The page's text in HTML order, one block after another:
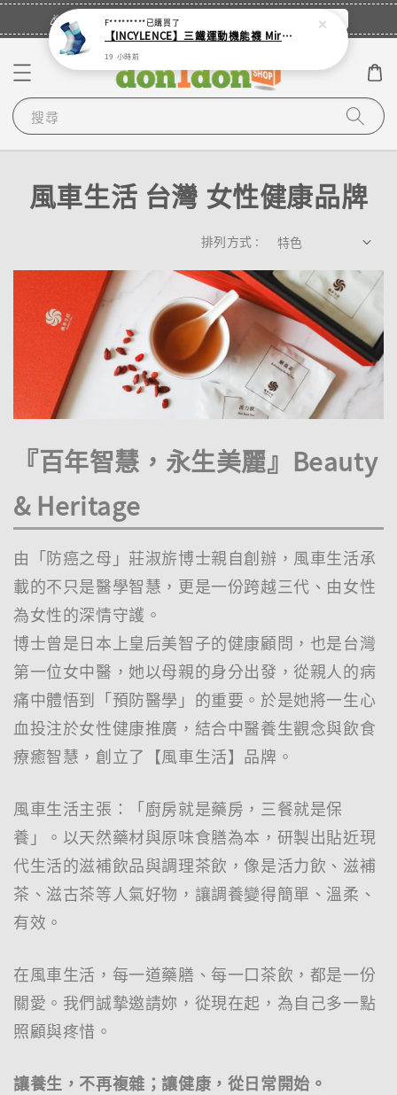
🎉登入會員・領取您的專屬折扣券！ 立即登入
搜尋
風車生活 台灣 女性健康品牌
排列方式 :
『百年智慧，永生美麗』Beauty
& Heritage
由「防癌之母」莊淑旂博士親自創辦，風車生活承
載的不只是醫學智慧，更是一份跨越三代、由女性
為女性的深情守護。
博士曾是日本上皇后美智子的健康顧問，也是台灣
第一位女中醫，她以母親的身分出發，從親人的病
痛中體悟到「預防醫學」的重要。於是她將一生心
血投注於女性健康推廣，結合中醫養生觀念與飲食
療癒智慧，創立了【風車生活】品牌。
風車生活主張：「廚房就是藥房，三餐就是保
養」。以天然藥材與原味食膳為本，研製出貼近現
代生活的滋補飲品與調理茶飲，像是活力飲、滋補
茶、滋古茶等人氣好物，讓調養變得簡單、溫柔、
有效。
在風車生活，每一道藥膳、每一口茶飲，都是一份
關愛。我們誠摯邀請妳，從現在起，為自己多一點
照顧與疼惜。
讓養生，不再複雜；讓健康，從日常開始。
F*********已購買了
【INCYLENCE】三鐵運動機能襪 Mirrored Mint
19 小時前